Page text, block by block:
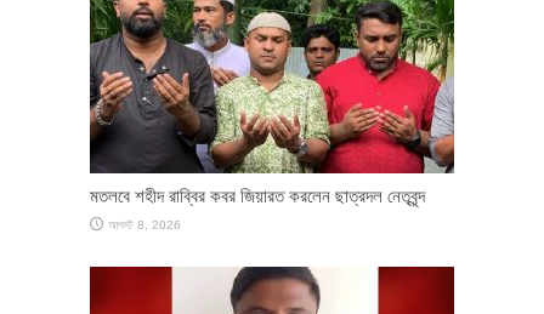
মতলবে শহীদ রাব্বির কবর জিয়ারত করলেন ছাত্রদল নেতৃবৃন্দ
আগস্ট 8, 2026